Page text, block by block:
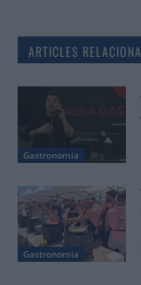
ARTICLES
Gastronomia
Gastronomia